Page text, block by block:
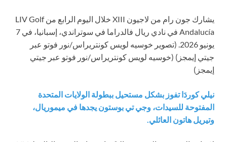
يشارك جون رام من لاجيون XIII خلال اليوم الرابع من LIV Golf
Andalucía في نادي ريال فالدراما في سوتراندي، إسبانيا، في 7
يونيو 2026. (تصوير خوسيه لويس كونتريراس/نور فوتو عبر
جيتي إيمجز) (خوسيه لويس كونتريراس/نور فوتو عبر جيتي
إيمجز)
نيلي كوردَا تفوز بشكل مستحيل ببطولة الولايات المتحدة
المفتوحة للسيدات، وجي تي بوستون يجدها في ميموريال،
وتيريل هاتون العائلي.